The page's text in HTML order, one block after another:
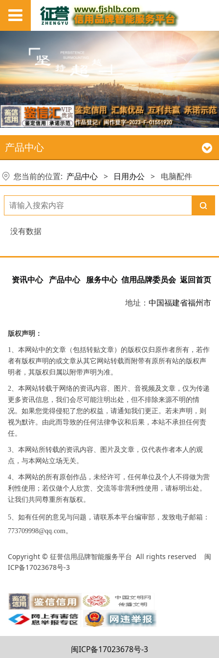
产品中心
您当前的位置: 产品中心 > 日用办公 > 电脑配件
没有数据
资讯中心 产品中心 服务中心 信用品牌委员会 返回首页
地址： 中国福建省福州市
版权声明：
1、本网站中的文章（包括转贴文章）的版权仅归原作者所有，若作
者有版权声明的或文章从其它网站转载而附带有原所有站的版权声
明者，其版权归属以附带声明为准。
2、本网站转载于网络的资讯内容、图片、音视频及文章，仅为传递
更多资讯信息，我们会尽可能注明出处，但不排除来源不明的情
况。如果您觉得侵犯了您的权益，请通知我们更正。若未声明，则
视为默许。由此而导致的任何法律争议和后果，本站不承担任何责
任。
3、本网站所转载的资讯内容、图片及文章，仅代表作者本人的观
点，与本网站立场无关。
4、本网站的所有原创作品，未经许可，任何单位及个人不得做为营
利性使用；若仅做个人欣赏、交流等非营利性使用，请标明出处。
让我们共同尊重所有版权。
5、如有任何的意见与问题，请联系本平台编审部，发致电子邮箱：
773709998@qq.com。
Copyright © 征誉信用品牌智能服务平台 All rights reserved
闽
ICP备17023678号-3
闽ICP备17023678号-3